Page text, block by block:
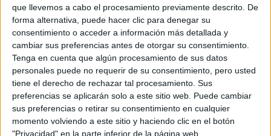
que llevemos a cabo el procesamiento previamente descrito. De
forma alternativa, puede hacer clic para denegar su
consentimiento o acceder a información más detallada y
cambiar sus preferencias antes de otorgar su consentimiento.
Tenga en cuenta que algún procesamiento de sus datos
personales puede no requerir de su consentimiento, pero usted
tiene el derecho de rechazar tal procesamiento. Sus
preferencias se aplicarán solo a este sitio web. Puede cambiar
sus preferencias o retirar su consentimiento en cualquier
momento volviendo a este sitio y haciendo clic en el botón
"Privacidad" en la parte inferior de la página web.
Notas de corte Ingeniería
Eléctrica por provincias
Oferta en toda España
Ingeniería Eléctrica A Coruña
Ingeniería Eléctrica Albacete